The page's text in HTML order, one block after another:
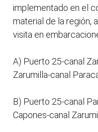
implementado en el
material de la región,
visita en
A) Puerto 25-canal
Zarumilla-canal
B) Puerto 25-canal
Capones-canal